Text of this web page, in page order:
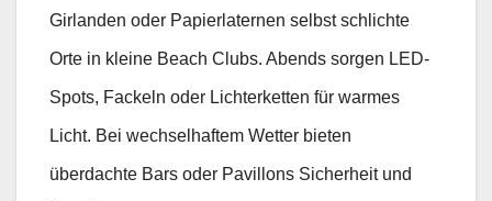
Girlanden oder Papierlaternen selbst schlichte
Orte in kleine Beach Clubs. Abends sorgen LED-
Spots, Fackeln oder Lichterketten für warmes
Licht. Bei wechselhaftem Wetter bieten
überdachte Bars oder Pavillons Sicherheit und